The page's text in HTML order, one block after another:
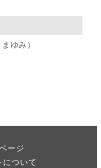
ゆみ）
ージ
について